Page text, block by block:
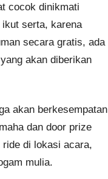
cocok dinikmati
serta, karena
secara gratis, ada
akan diberikan
akan berkesempatan
dan door prize
di lokasi acara,
mulia.